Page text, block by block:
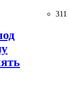
311